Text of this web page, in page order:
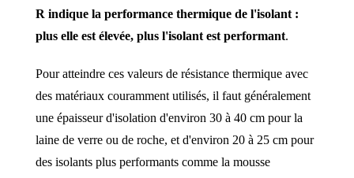
R indique la performance thermique de l'isolant :
plus elle est élevée, plus l'isolant est performant.
Pour atteindre ces valeurs de résistance thermique avec
des matériaux couramment utilisés, il faut généralement
une épaisseur d'isolation d'environ 30 à 40 cm pour la
laine de verre ou de roche, et d'environ 20 à 25 cm pour
des isolants plus performants comme la mousse